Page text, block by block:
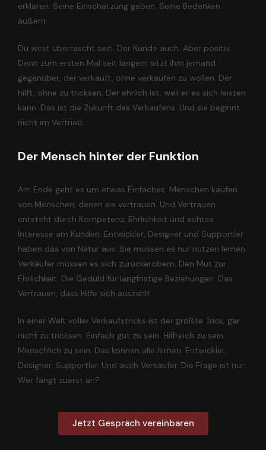
erklären. Seine Einschätzung geben. Seine Bedenken
äußern.
Du wirst überrascht sein. Der Kunde auch. Aber positiv.
Denn zum ersten Mal seit langem sitzt ihm jemand
gegenüber, der verkauft, ohne verkaufen zu wollen. Der
hilft, ohne zu tricksen. Der ehrlich ist, weil er es sich leisten
kann. Das ist die Zukunft des Verkaufens. Und sie beginnt
nicht im Vertrieb.
Der Mensch hinter der Funktion
Am Ende geht es um etwas Einfaches: Menschen kaufen
von Menschen, denen sie vertrauen. Und Vertrauen
entsteht durch Kompetenz, Ehrlichkeit und echtes
Interesse am Kunden. Entwickler, Designer und Supportler
haben das von Natur aus. Sie müssen es nur nutzen lernen.
Verkäufer müssen es sich zurückerobern. Den Mut zur
Ehrlichkeit. Die Geduld für langfristige Beziehungen. Das
Vertrauen, dass Hilfe sich auszahlt.
In einer Welt voller Verkaufstricks ist der größte Trick, gar
nicht zu tricksen. Einfach gut zu sein. Hilfreich zu sein.
Menschlich zu sein. Das können alle lernen. Entwickler,
Designer, Supportler. Und auch Verkäufer. Die Frage ist nur:
Wer fängt zuerst an?
Jetzt Gespräch vereinbaren